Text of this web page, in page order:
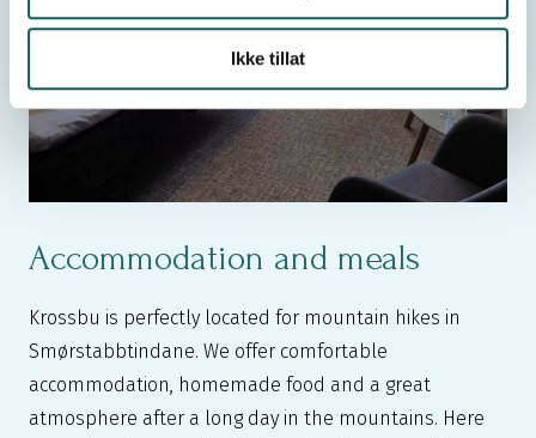
Ikke tillat
Accommodation and meals
Krossbu is perfectly located for mountain hikes in
Smørstabbtindane. We offer comfortable
accommodation, homemade food and a great
atmosphere after a long day in the mountains. Here